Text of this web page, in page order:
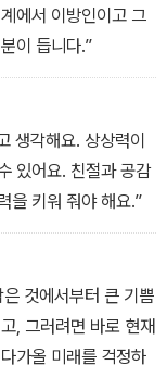
에서 이방인이고 그
이 듭니다.”
생각해요. 상상력이
있어요. 친절과 공감
을 키워 줘야 해요.”
것에서부터 큰 기쁨
, 그러려면 바로 현재
가올 미래를 걱정하